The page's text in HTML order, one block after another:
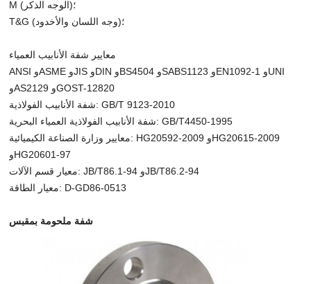
M (الوجه الذكر)؛
T&G (وجه اللسان والأخدود)؛
معايير شفة الأنابيب العمياء
ANSI وASME وJIS وDIN وBS4504 وSABS1123 وEN1092-1 وUNI
وAS2129 وGOST-12820
شفة الأنابيب الفولاذية: GB/T 9123-2010
شفة الأنابيب الفولاذية العمياء البحرية: GB/T4450-1995
معايير وزارة الصناعة الكيميائية: HG20592-2009 وHG20615-2009
وHG20601-97
معيار قسم الآلات: JB/T86.1-94 وJB/T86.2-94
معيار الطاقة: D-GD86-0513
شفة ملحومة بمقبس